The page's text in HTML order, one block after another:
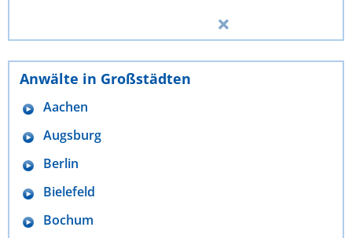
Anwälte in Großstädten
Aachen
Augsburg
Berlin
Bielefeld
Bochum